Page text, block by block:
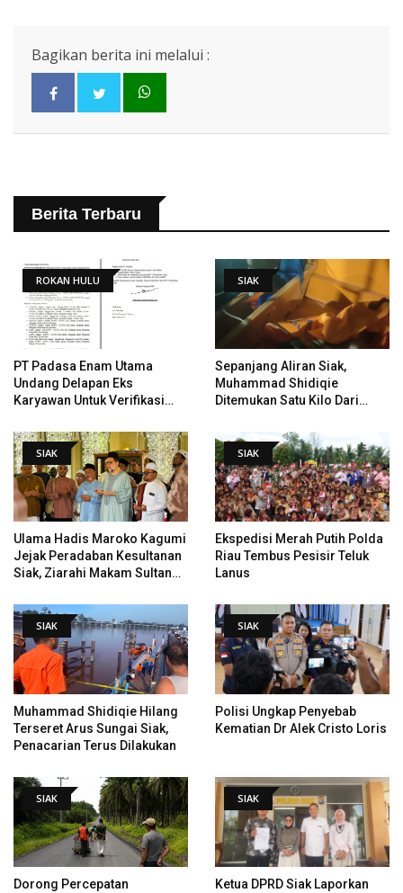
Bagikan berita ini melalui :
Berita Terbaru
ROKAN HULU
PT Padasa Enam Utama
Undang Delapan Eks
Karyawan Untuk Verifikasi
PHI
SIAK
Sepanjang Aliran Siak,
Muhammad Shidiqie
Ditemukan Satu Kilo Dari
SIAK
Ulama Hadis Maroko Kagumi
Jejak Peradaban Kesultanan
Siak, Ziarahi Makam Sultan
SIAK
Ekspedisi Merah Putih Polda
Riau Tembus Pesisir Teluk
Lanus
SIAK
Muhammad Shidiqie Hilang
Terseret Arus Sungai Siak,
Penacarian Terus Dilakukan
SIAK
Polisi Ungkap Penyebab
Kematian Dr Alek Cristo Loris
SIAK
Dorong Percepatan
SIAK
Ketua DPRD Siak Laporkan